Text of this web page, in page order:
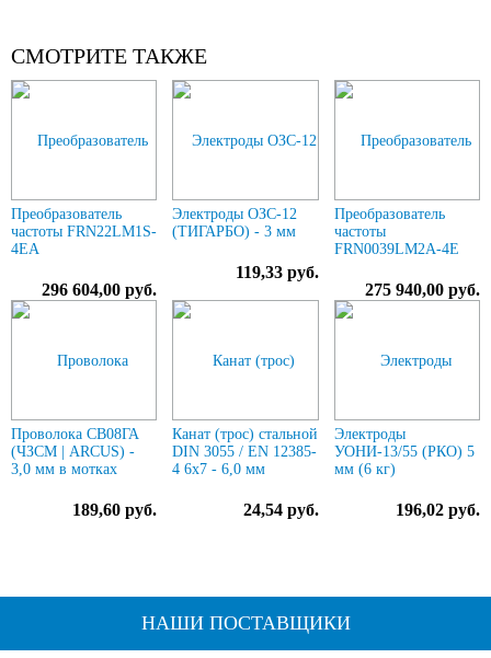
СМОТРИТЕ ТАКЖЕ
Преобразователь
частоты FRN22LM1S-
4EA
296 604,00 руб.
Электроды ОЗС-12
(ТИГАРБО) - 3 мм
119,33 руб.
Преобразователь
частоты
FRN0039LM2A-4E
275 940,00 руб.
Проволока СВ08ГА
(ЧЗСМ | ARCUS) -
3,0 мм в мотках
189,60 руб.
Канат (трос) стальной
DIN 3055 / EN 12385-
4 6x7 - 6,0 мм
24,54 руб.
Электроды
УОНИ-13/55 (РКО) 5
мм (6 кг)
196,02 руб.
НАШИ ПОСТАВЩИКИ